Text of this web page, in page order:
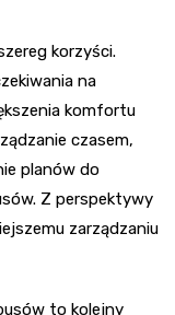
korzyści.
na
komfortu
czasem,
planów do
Z perspektywy
zarządzaniu
to kolejny